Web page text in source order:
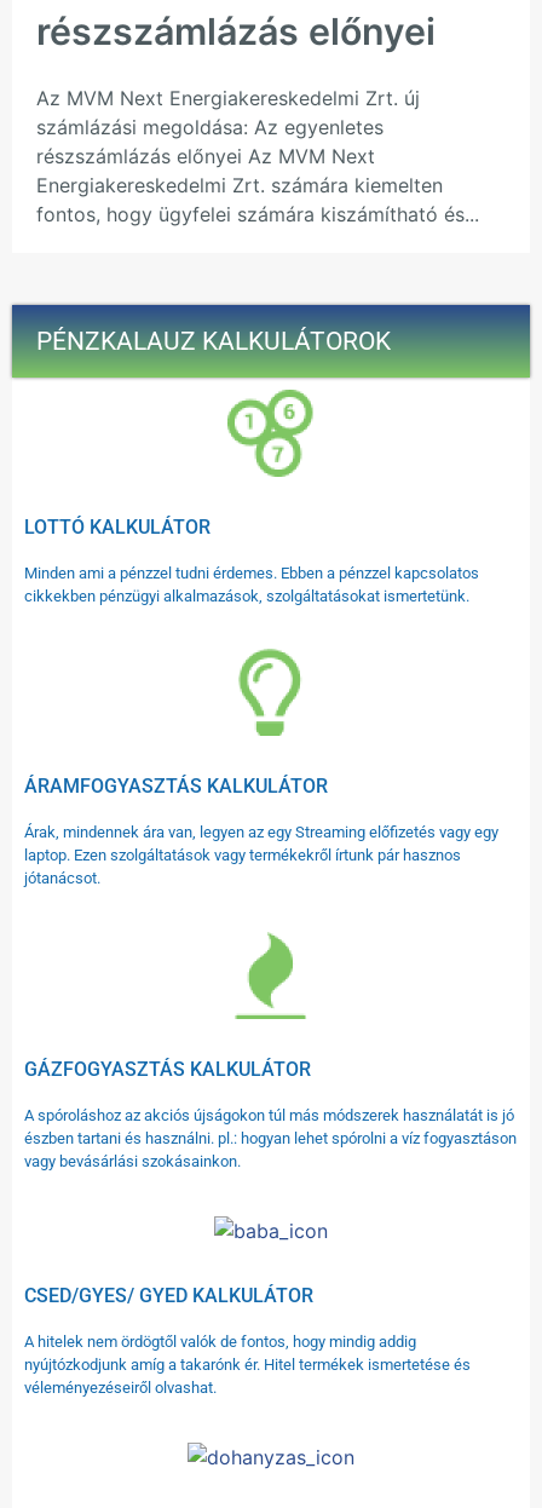
részszámlázás előnyei
Az MVM Next Energiakereskedelmi Zrt. új
számlázási megoldása: Az egyenletes
részszámlázás előnyei Az MVM Next
Energiakereskedelmi Zrt. számára kiemelten
fontos, hogy ügyfelei számára kiszámítható és...
PÉNZKALAUZ KALKULÁTOROK
LOTTÓ KALKULÁTOR
Minden ami a pénzzel tudni érdemes. Ebben a pénzzel kapcsolatos
cikkekben pénzügyi alkalmazások, szolgáltatásokat ismertetünk.
ÁRAMFOGYASZTÁS KALKULÁTOR
Árak, mindennek ára van, legyen az egy Streaming előfizetés vagy egy
laptop. Ezen szolgáltatások vagy termékekről írtunk pár hasznos
jótanácsot.
GÁZFOGYASZTÁS KALKULÁTOR
A spóroláshoz az akciós újságokon túl más módszerek használatát is jó
észben tartani és használni. pl.: hogyan lehet spórolni a víz fogyasztáson
vagy bevásárlási szokásainkon.
CSED/GYES/ GYED KALKULÁTOR
A hitelek nem ördögtől valók de fontos, hogy mindig addig
nyújtózkodjunk amíg a takarónk ér. Hitel termékek ismertetése és
véleményezéseiről olvashat.